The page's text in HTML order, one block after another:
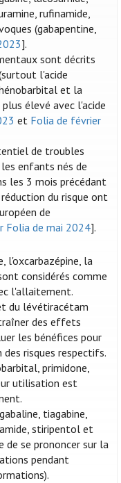
rufinamide,
(gabapentine,
].
sont décrits
l'acide
et la
élevé avec l'acide
et Folia de février
de troubles
enfants nés de
les 3 mois précédant
du risque ont
de
Folia de mai 2024].
l'oxcarbazépine, la
considérés comme
l'allaitement.
du lévétiracétam
des effets
les bénéfices pour
risques respectifs.
primidone,
utilisation est
tiagabine,
stiripentol et
de se prononcer sur la
pendant